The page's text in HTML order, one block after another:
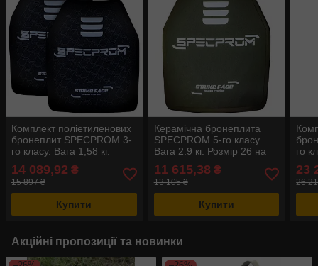
Комплект поліетиленових
бронеплит SPECPROM 3-
го класу. Вага 1,58 кг.
Чорна. 2 шт.
14 089,92 ₴
15 897 ₴
Купити
Керамічна бронеплита
SPECPROM 5-го класу.
Вага 2.9 кг. Розмір 26 на
11 615,38₴
13 105 ₴
Купити
го
23
26
Акційні пропозиції та новинки